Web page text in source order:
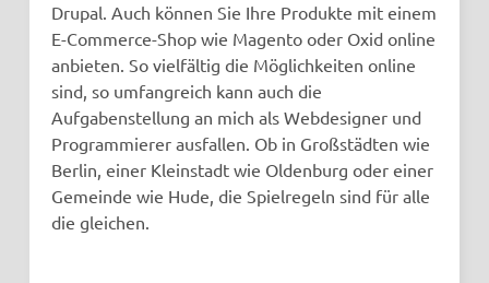
Drupal. Auch können Sie Ihre Produkte mit einem
E-Commerce-Shop wie Magento oder Oxid online
anbieten. So vielfältig die Möglichkeiten online
sind, so umfangreich kann auch die
Aufgabenstellung an mich als Webdesigner und
Programmierer ausfallen. Ob in Großstädten wie
Berlin, einer Kleinstadt wie Oldenburg oder einer
Gemeinde wie Hude, die Spielregeln sind für alle
die gleichen.